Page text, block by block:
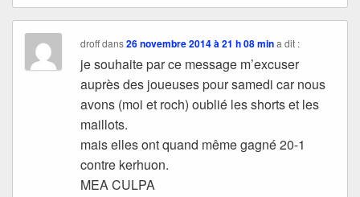
droffdans26 novembre 2014 à 21 h 08 min a dit :
je souhaite par ce message m’excuser
auprès des joueuses pour samedi car nous
avons (moi et roch) oublié les shorts et les
maillots.
mais elles ont quand même gagné 20-1
contre kerhuon.
MEA CULPA